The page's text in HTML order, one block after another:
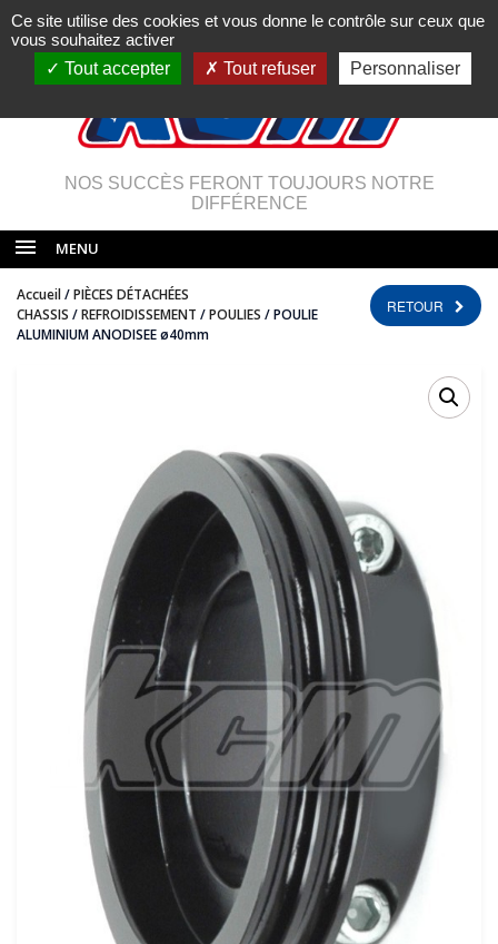
NOS SUCCÈS FERONT TOUJOURS NOTRE
DIFFÉRENCE
MENU
Accueil/PIÈCES DÉTACHÉES
CHASSIS /REFROIDISSEMENT /POULIES / POULIE
ALUMINIUM ANODISEE ø40mm
RETOUR
Ce site utilise des cookies et vous donne le contrôle sur ceux que
vous souhaitez activer
Tout accepter
Tout refuser Personnaliser